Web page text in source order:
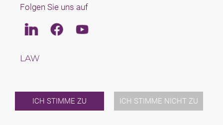
ICH STIMME ZU ICH STIMME NICHT ZU
Folgen Sie uns auf
LinkedinFacebookYoutube
LAW
KARRIERE
ÜBER UNS
INTERNATIONAL